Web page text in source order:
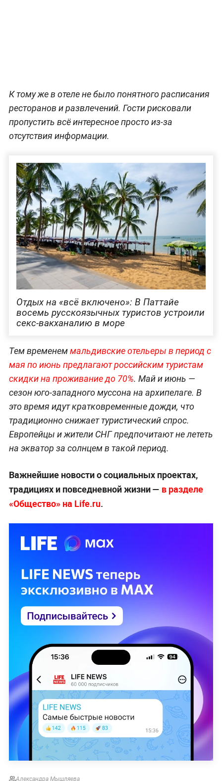
К тому же в отеле не было понятного расписания
ресторанов и развлечений. Гости рисковали
пропустить всё интересное просто из-за
отсутствия информации.
Отдых на «всё включено»: В Паттайе
восемь русскоязычных туристов устроили
секс-вакханалию в море
Тем временеммальдивские отельеры в период с
мая по июнь предлагают российским туристам
скидки на проживание до 70%. Май и июнь —
сезон юго-западного муссона на архипелаге. В
это время идут кратковременные дожди, что
традиционно снижает туристический спрос.
Европейцы и жители СНГ предпочитают не лететь
на экватор за солнцем в такой период.
Важнейшие новости о социальных проектах,
традициях и повседневной жизни — в разделе
«Общество» на Life.ru.
Александра Мышляева